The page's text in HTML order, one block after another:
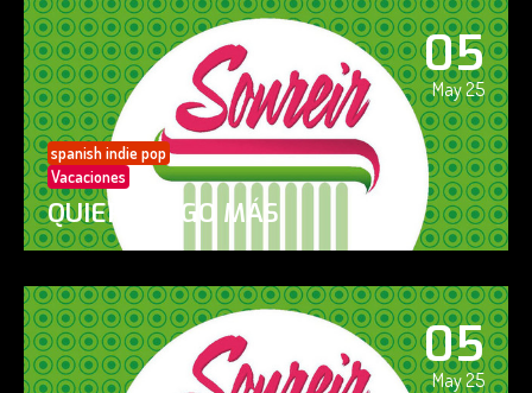
05
May 25
spanish indie pop
Vacaciones
QUIERO ALGO MÁS
05
May 25